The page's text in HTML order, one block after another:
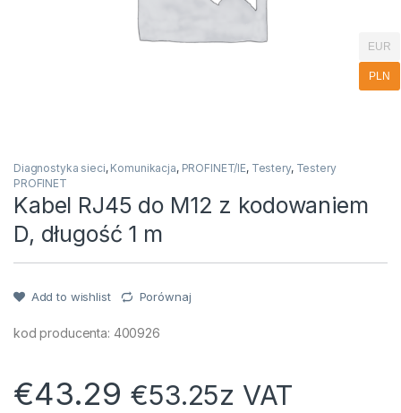
Diagnostyka sieci, Komunikacja, PROFINET/IE, Testery, Testery
PROFINET
Kabel RJ45 do M12 z kodowaniem
D, długość 1 m
Add to wishlist Porównaj
kod producenta: 400926
€43.29 €53.25z VAT
EUR
PLN